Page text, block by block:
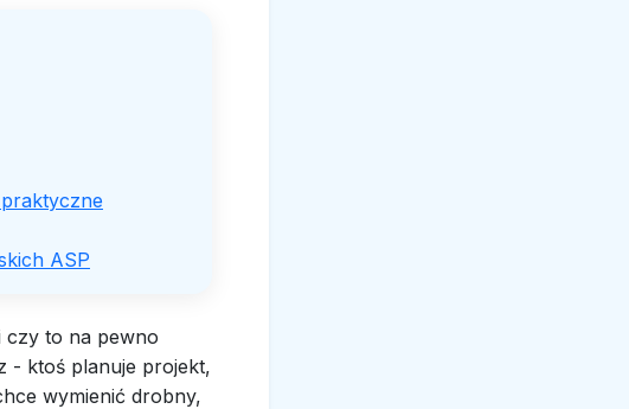
ASP
czy to na pewno
- ktoś planuje projekt,
wymienić drobny,